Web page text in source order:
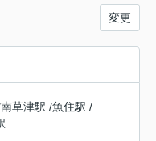
変更
南草津駅 /魚住駅 /